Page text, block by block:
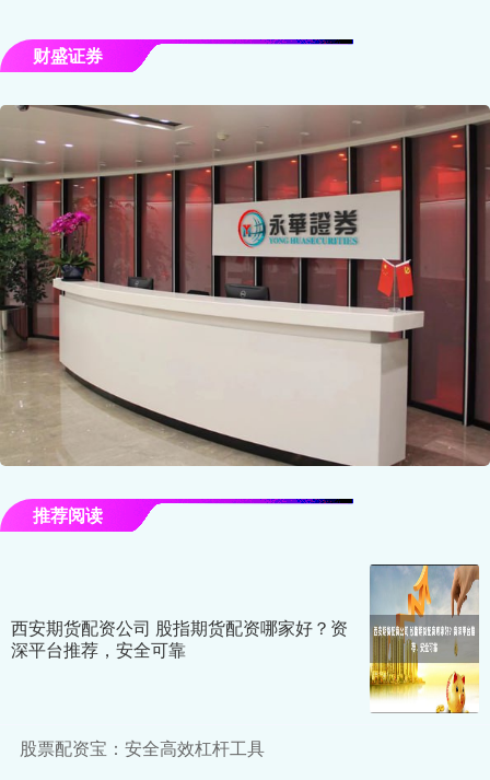
财盛证券
推荐阅读
西安期货配资公司 股指期货配资哪家好？资
深平台推荐，安全可靠
股票配资宝：安全高效杠杆工具